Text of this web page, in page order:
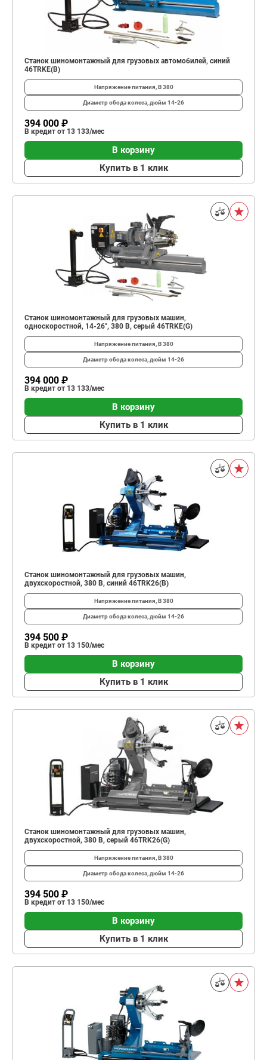
Станок шиномонтажный для грузовых автомобилей, синий
46TRKE(B)
Напряжение питания, В380
Диаметр обода колеса, дюйм 14-26
394 000 ₽
В кредит от 13 133/мес
В корзину
Купить в 1 клик
Станок шиномонтажный для грузовых машин,
односкоростной, 14-26", 380 В, серый 46TRKE(G)
Напряжение питания, В380
Диаметр обода колеса, дюйм 14-26
394 000 ₽
В кредит от 13 133/мес
В корзину
Купить в 1 клик
Станок шиномонтажный для грузовых машин,
двухскоростной, 380 В, синий 46TRK26(B)
Напряжение питания, В380
Диаметр обода колеса, дюйм 14-26
394 500 ₽
В кредит от 13 150/мес
В корзину
Купить в 1 клик
Станок шиномонтажный для грузовых машин,
двухскоростной, 380 В, серый 46TRK26(G)
Напряжение питания, В380
Диаметр обода колеса, дюйм 14-26
394 500 ₽
В кредит от 13 150/мес
В корзину
Купить в 1 клик